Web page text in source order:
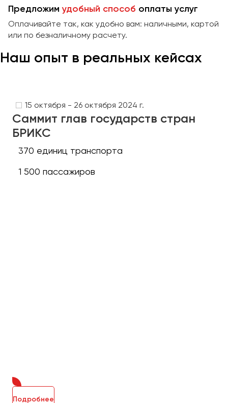
Предложимудобный способ оплаты услуг
Оплачивайте так, как удобно вам: наличными, картой
или по безналичному расчету.
Наш опыт в реальных кейсах
15 октября - 26 октября 2024 г.
Саммит глав государств стран
БРИКС
370 единиц транспорта
1 500 пассажиров
Подробнее